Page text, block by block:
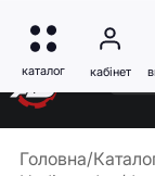
Головна/